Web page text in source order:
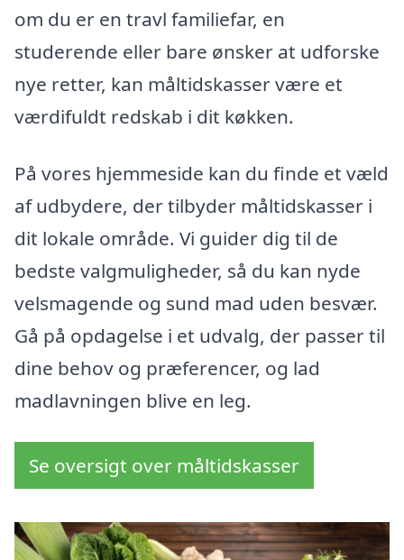
om du er en travl familiefar, en
studerende eller bare ønsker at udforske
nye retter, kan måltidskasser være et
værdifuldt redskab i dit køkken.
På vores hjemmeside kan du finde et væld
af udbydere, der tilbyder måltidskasser i
dit lokale område. Vi guider dig til de
bedste valgmuligheder, så du kan nyde
velsmagende og sund mad uden besvær.
Gå på opdagelse i et udvalg, der passer til
dine behov og præferencer, og lad
madlavningen blive en leg.
Se oversigt over måltidskasser